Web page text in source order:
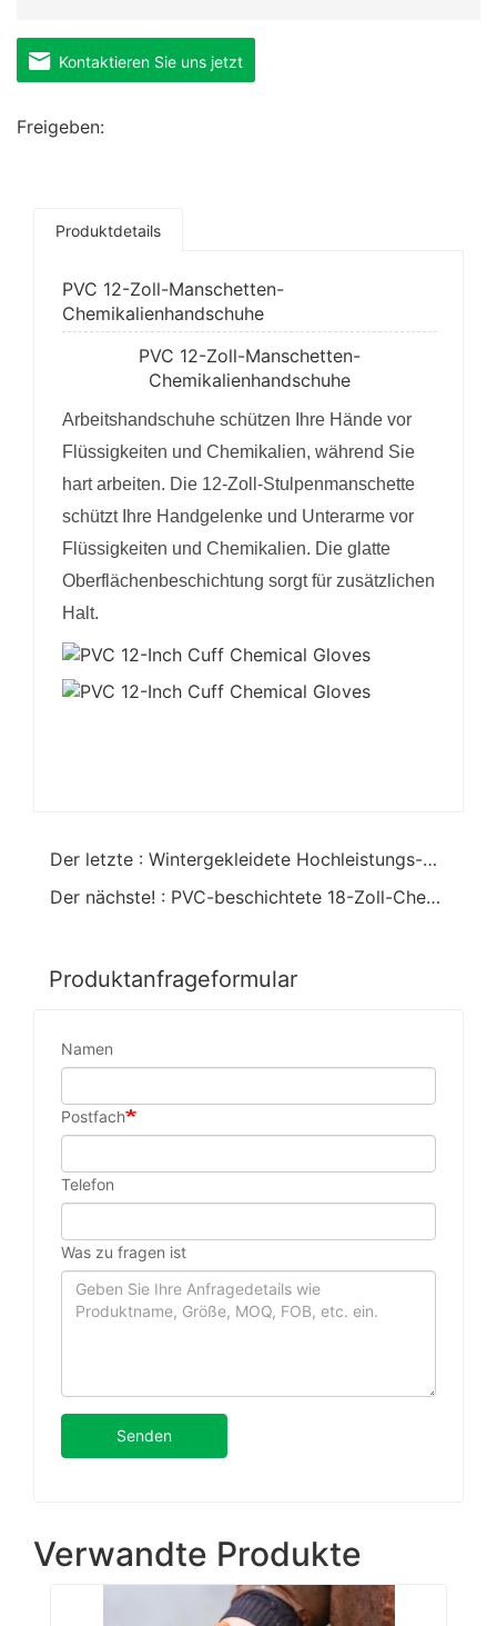
Kontaktieren Sie uns jetzt
Freigeben:
Produktdetails
PVC 12-Zoll-Manschetten-
Chemikalienhandschuhe
PVC 12-Zoll-Manschetten-
Chemikalienhandschuhe
Arbeitshandschuhe schützen Ihre Hände vor
Flüssigkeiten und Chemikalien, während Sie
hart arbeiten. Die 12-Zoll-Stulpenmanschette
schützt Ihre Handgelenke und Unterarme vor
Flüssigkeiten und Chemikalien. Die glatte
Oberflächenbeschichtung sorgt für zusätzlichen
Halt.
Der letzte : Wintergekleidete Hochleistungs-PVC-beschichtete Chemikalienhandschuhe
Der nächste! : PVC-beschichtete 18-Zoll-Chemikalienhandschuhe
Produktanfrageformular
Namen
Postfach
Telefon
Was zu fragen ist
Senden
Verwandte Produkte